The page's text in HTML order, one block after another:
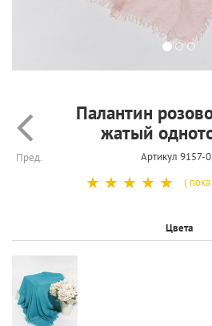
Пред.
Палантин
жатый
Артикул 9157-
☆
☆
☆
☆
☆ (
Цвета